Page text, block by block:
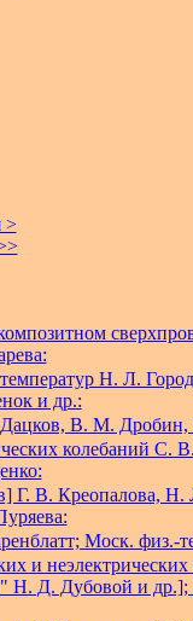
>
Н. Л.
и др.:
Дацков, В. М.
колебаний С.
Г. В. Креопалова, Н.
Моск. физ.-
и
Н. Д. Дубовой и